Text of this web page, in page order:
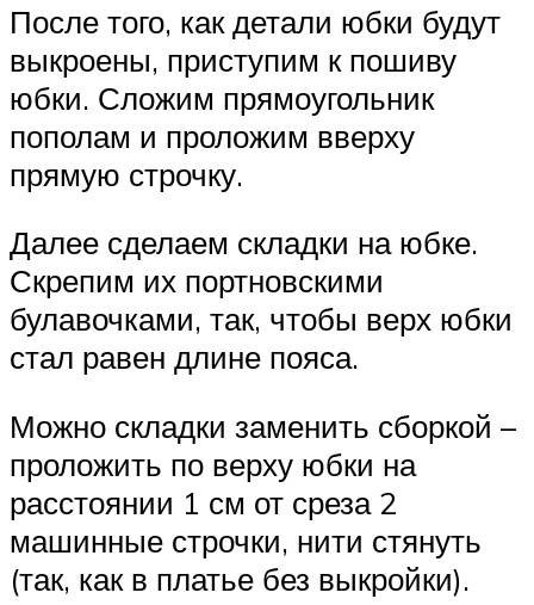
После того, как детали юбки будут
выкроены, приступим к пошиву
юбки. Сложим прямоугольник
пополам и проложим вверху
прямую строчку.
Далее сделаем складки на юбке.
Скрепим их портновскими
булавочками, так, чтобы верх юбки
стал равен длине пояса.
Можно складки заменить сборкой –
проложить по верху юбки на
расстоянии 1 см от среза 2
машинные строчки, нити стянуть
(так, как в платье без выкройки).